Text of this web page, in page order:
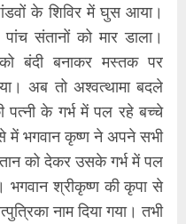
के शिविर में घुस आया।
संतानों को मार डाला।
बंदी बनाकर मस्तक पर
अब तो अश्वत्थामा बदले
के गर्भ में पल रहे बच्चे
में भगवान कृष्ण ने अपने सभी
को देकर उसके गर्भ में पल
भगवान श्रीकृष्ण की कृपा से
नाम दिया गया। तभी